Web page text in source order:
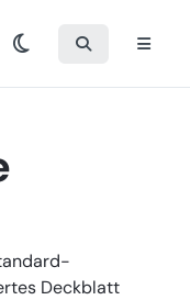
Deckblatt